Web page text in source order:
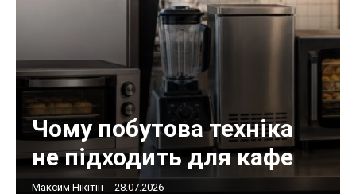
Чому побутова техніка
не підходить для кафе
Максим Нікітін - 28.07.2026